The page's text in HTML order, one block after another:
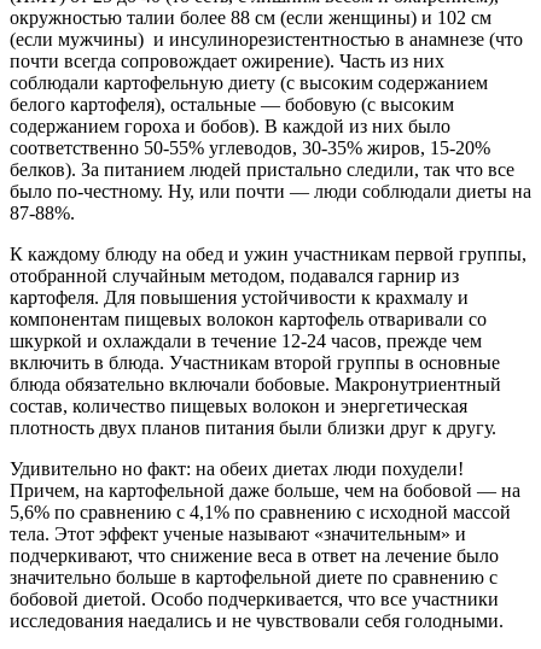
окружностью талии более 88 см (если женщины) и 102 см
(если мужчины) и инсулинорезистентностью в анамнезе (что
почти всегда сопровождает ожирение). Часть из них
соблюдали картофельную диету (с высоким содержанием
белого картофеля), остальные — бобовую (с высоким
содержанием гороха и бобов). В каждой из них было
соответственно 50-55% углеводов, 30-35% жиров, 15-20%
белков). За питанием людей пристально следили, так что все
было по-честному. Ну, или почти — люди соблюдали диеты на
87-88%.
К каждому блюду на обед и ужин участникам первой группы,
отобранной случайным методом, подавался гарнир из
картофеля. Для повышения устойчивости к крахмалу и
компонентам пищевых волокон картофель отваривали со
шкуркой и охлаждали в течение 12-24 часов, прежде чем
включить в блюда. Участникам второй группы в основные
блюда обязательно включали бобовые. Макронутриентный
состав, количество пищевых волокон и энергетическая
плотность двух планов питания были близки друг к другу.
Удивительно но факт: на обеих диетах люди похудели!
Причем, на картофельной даже больше, чем на бобовой — на
5,6% по сравнению с 4,1% по сравнению с исходной массой
тела. Этот эффект ученые называют «значительным» и
подчеркивают, что снижение веса в ответ на лечение было
значительно больше в картофельной диете по сравнению с
бобовой диетой. Особо подчеркивается, что все участники
исследования наедались и не чувствовали себя голодными.